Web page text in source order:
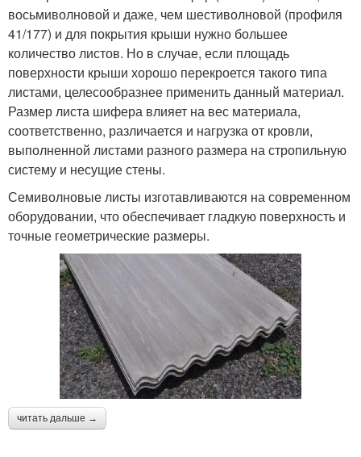
восьмиволновой и даже, чем шестиволновой (профиля
41/177) и для покрытия крыши нужно большее
количество листов. Но в случае, если площадь
поверхности крыши хорошо перекроется такого типа
листами, целесообразнее применить данный материал.
Размер листа шифера влияет на вес материала,
соответственно, различается и нагрузка от кровли,
выполненной листами разного размера на стропильную
систему и несущие стены.
Семиволновые листы изготавливаются на современном
оборудовании, что обеспечивает гладкую поверхность и
точные геометрические размеры.
читать дальше →